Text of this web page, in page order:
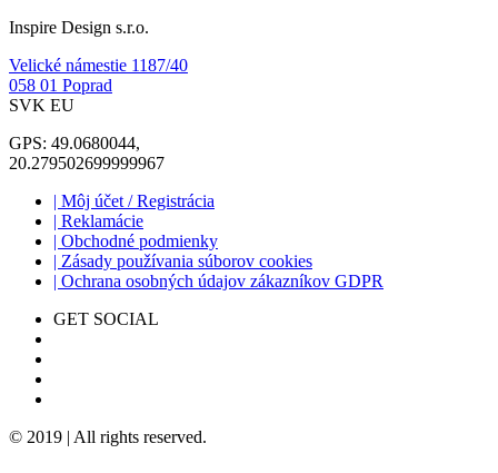
Inspire Design s.r.o.
Velické námestie 1187/40
058 01 Poprad
SVK EU
GPS: 49.0680044,
20.279502699999967
| Môj účet / Registrácia
| Reklamácie
| Obchodné podmienky
| Zásady používania súborov cookies
| Ochrana osobných údajov zákazníkov GDPR
GET SOCIAL
© 2019 | All rights reserved.